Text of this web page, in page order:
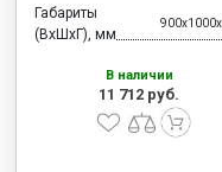
Габариты
(ВхШхГ), мм
В наличии
11 712 руб.